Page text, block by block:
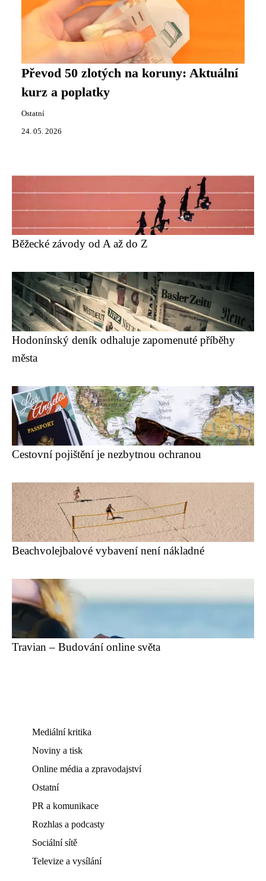
Převod 50 zlotých na koruny: Aktuální
kurz a poplatky
Ostatní
24. 05. 2026
Běžecké závody od A až do Z
Hodonínský deník odhaluje zapomenuté příběhy
města
Cestovní pojištění je nezbytnou ochranou
Beachvolejbalové vybavení není nákladné
Travian – Budování online světa
Mediální kritika
Noviny a tisk
Online média a zpravodajství
Ostatní
PR a komunikace
Rozhlas a podcasty
Sociální sítě
Televize a vysílání